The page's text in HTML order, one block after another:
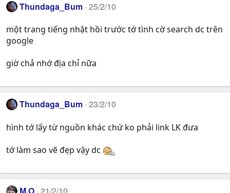
Thundaga_Bum 25/2/10
một trang tiếng nhật hồi trước tớ tình cờ search dc trên
google
giờ chả nhớ địa chỉ nữa
Thundaga_Bum 23/2/10
hình tớ lấy từ nguồn khác chứ ko phải link LK đưa
tớ làm sao vẽ đẹp vậy dc
M.O 21/2/10